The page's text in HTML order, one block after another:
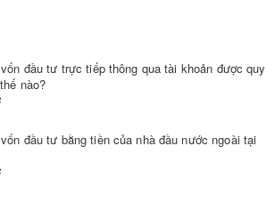
đầu tư trực tiếp thông qua tài khoản được quy
nào?
đầu tư bằng tiền của nhà đầu nước ngoài tại